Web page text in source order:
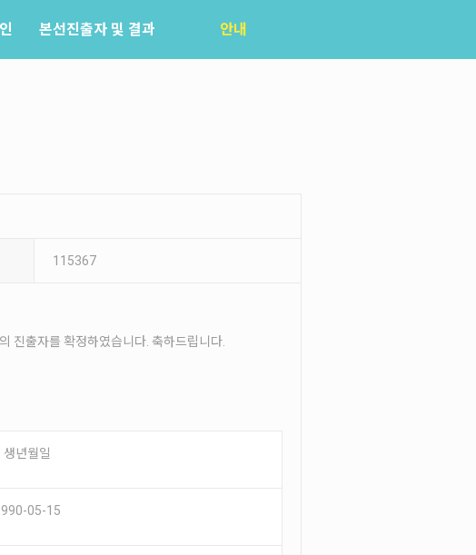
본선진출자 및 결과 안내
115367
진출자를 확정하였습니다. 축하드립니다.
생년월일
05-15